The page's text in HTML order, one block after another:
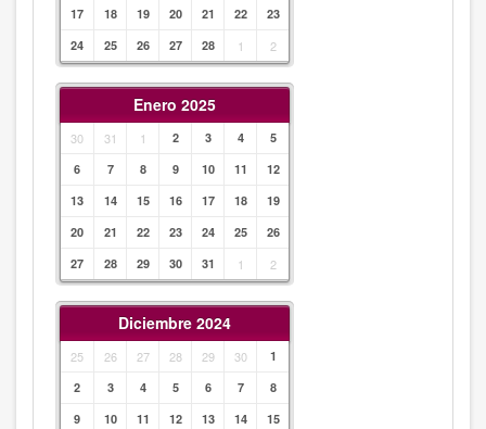
17
18 19 20 21 22
23
24
25 26 27 28 1 2
Enero 2025
30 31 1 2 3 4
5
6
7 8 9 10 11
12
13
14 15 16 17 18
19
20
21 22 23 24 25
26
27
28 29 30 31 1 2
Diciembre 2024
25 26 27 28 29 30
1
2
3 4 5 6 7
8
9
10 11 12 13 14
15